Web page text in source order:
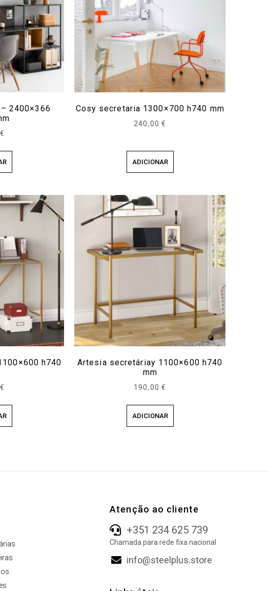
2400×366
€
Cosy secretaria 1300×700 h740 mm
240,00 €
ADICIONAR
h740
€
Artesia secretáriay 1100×600 h740
mm
190,00 €
ADICIONAR
Atenção ao cliente
+351 234 625 739
Chamada para rede fixa nacional
info@steelplus.store